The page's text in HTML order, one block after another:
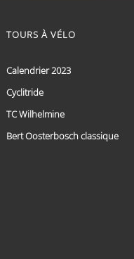
prix :
à
TOURS À VÉLO
Calendrier 2023
Cyclitride
TC Wilhelmine
Bert Oosterbosch classique